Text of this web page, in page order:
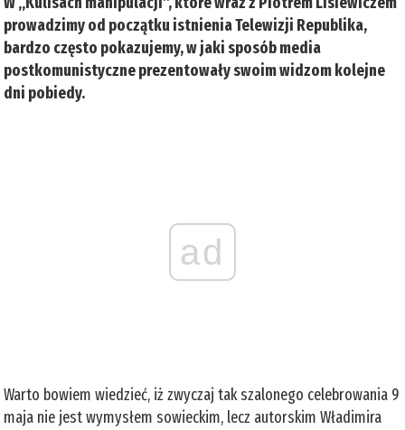
prowadzimy od początku istnienia Telewizji Republika,
bardzo często pokazujemy, w jaki sposób media
postkomunistyczne prezentowały swoim widzom kolejne
dni pobiedy.
ad
Warto bowiem wiedzieć, iż zwyczaj tak szalonego celebrowania 9
maja nie jest wymysłem sowieckim, lecz autorskim Władimira